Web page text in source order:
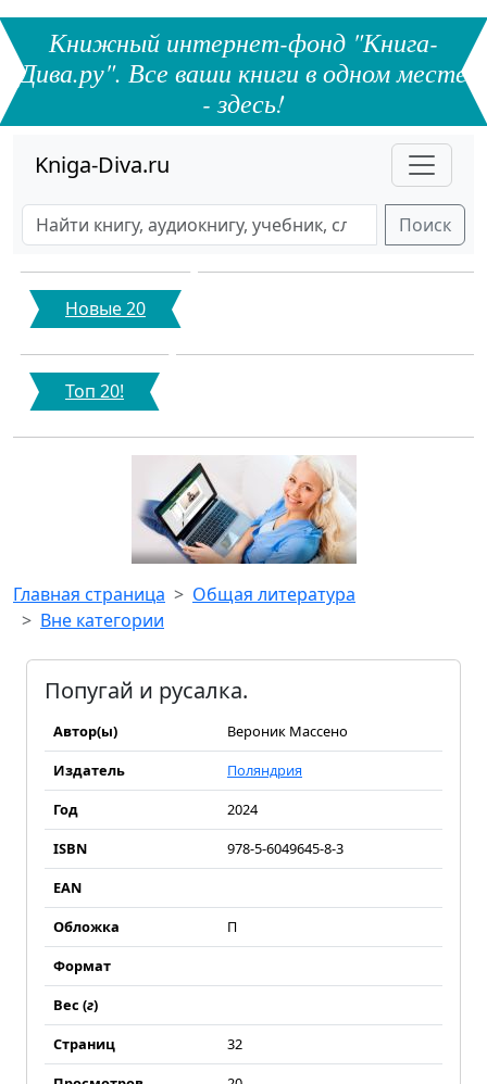
Книжный интернет-фонд "Книга-
Дива.ру". Все ваши книги в одном месте
- здесь!
Kniga-Diva.ru
Поиск
Новые 20
Топ 20!
Главная страница
Общая литература
Вне категории
Попугай и русалка.
Автор(ы)
Вероник Массено
Издатель
Поляндрия
Год
2024
ISBN
978-5-6049645-8-3
EAN
Обложка
П
Формат
Вес (г)
Страниц
32